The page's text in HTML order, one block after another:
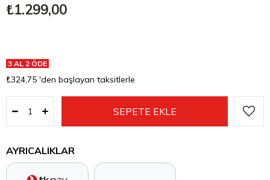
₺1.299,00
3 AL 2 ÖDE
₺324,75 'den başlayan taksitlerle
AYRICALIKLAR